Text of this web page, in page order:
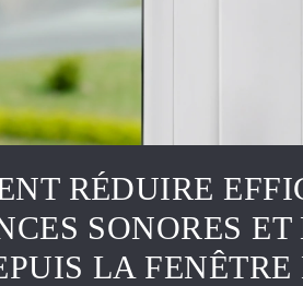
RÉDUIRE
SONORES
LA